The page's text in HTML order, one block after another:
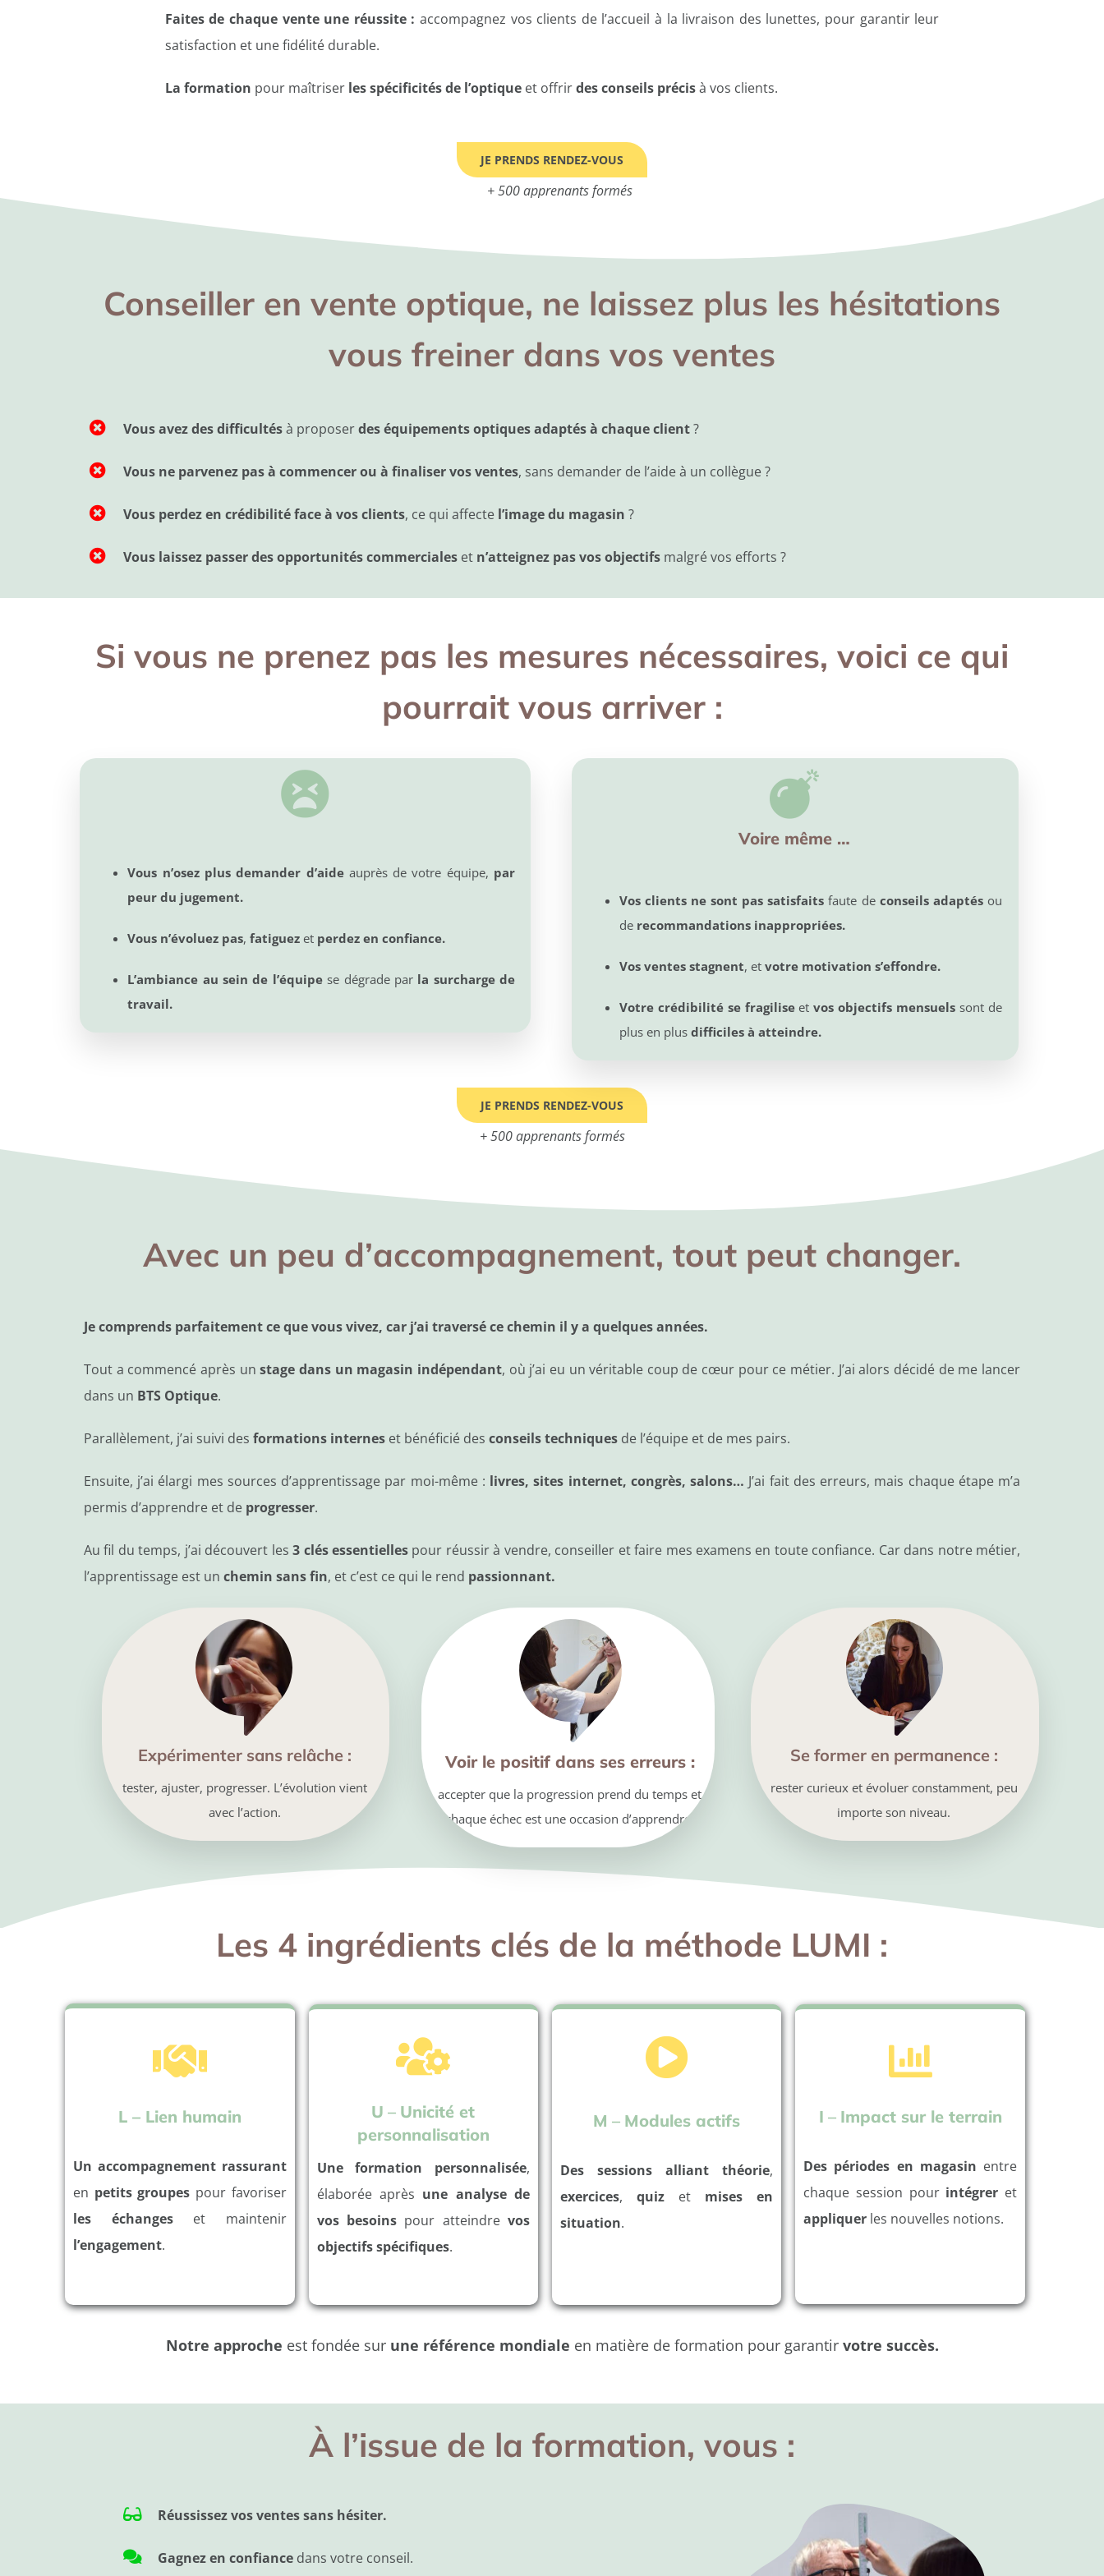
Faites de chaque vente une réussite : accompagnez vos clients de l’accueil à la livraison des lunettes, pour garantir leur
satisfaction et une fidélité durable.
La formation pour maîtriserles spécificités de l’optique et offrirdes conseils précisà vos clients.
JE PRENDS RENDEZ-VOUS
+ 500 apprenants formés
Conseiller en vente optique, ne laissez plus les hésitations
vous freiner dans vos ventes
Vous avez des difficultésà proposerdes équipements optiques adaptés à chaque client?
Vous ne parvenez pas à commencer ou à finaliser vos ventes, sans demander de l’aide à un collègue ?
Vous perdez en crédibilité face à vos clients, ce qui affecte l’image du magasin ?
Vous laissez passer des opportunités commercialeset n’atteignez pas vos objectifsmalgré vos efforts ?
Si vous ne prenez pas les mesures nécessaires, voici ce qui
pourrait vous arriver :
Vous n’osez plus demander d’aideauprès de votre équipe, par
peur du jugement.
Vous n’évoluez pas,fatiguez et perdez en confiance.
L’ambiance au sein de l’équipese dégrade par la surcharge de
travail.
Voire même …
Vos clients ne sont pas satisfaits faute de conseils adaptésou
de recommandations inappropriées.
Vos ventes stagnent, et votre motivation s’effondre.
Votre crédibilité se fragiliseetvos objectifs mensuels sont de
plus en plus difficiles à atteindre.
JE PRENDS RENDEZ-VOUS
+ 500 apprenants formés
Avec un peu d’accompagnement, tout peut changer.
Je comprends parfaitement ce que vous vivez, car j’ai traversé ce chemin il y a quelques années.
Tout a commencé après unstage dans un magasin indépendant, où j’ai eu un véritable coup de cœur pour ce métier. J’ai alors décidé de me lancer
dans un BTS Optique.
Parallèlement, j’ai suivi des formations interneset bénéficié des conseils techniquesde l’équipe et de mes pairs.
Ensuite, j’ai élargi mes sources d’apprentissage par moi-même : livres, sites internet, congrès, salons… J’ai fait des erreurs, mais chaque étape m’a
permis d’apprendre et de progresser.
Au fil du temps, j’ai découvert les3 clés essentiellespour réussir à vendre, conseiller et faire mes examens en toute confiance. Car dans notre métier,
l’apprentissage est un chemin sans fin, et c’est ce qui le rend passionnant.
Expérimenter sans relâche :
tester, ajuster, progresser. L’évolution vient
avec l’action.
Voir le positif dans ses erreurs :
accepter que la progression prend du temps et
chaque échec est une occasion d’apprendre.
Se former en permanence :
rester curieux et évoluer constamment, peu
importe son niveau.
Les 4 ingrédients clés de la méthode LUMI :
L – Lien humain
Un accompagnement rassurant
en petits groupes pour favoriser
les échangeset maintenir
l’engagement.
U – Unicité et
personnalisation
Une formation personnalisée,
élaborée après une analyse de
vos besoinspour atteindre vos
objectifs spécifiques.
M – Modules actifs
Des sessions alliant théorie,
exercices,quiz et mises en
situation.
I – Impact sur le terrain
Des périodes en magasin entre
chaque session pour intégrer et
appliquer les nouvelles notions.
Notre approche est fondée sur une référence mondiale en matière de formation pour garantir votre succès.
À l’issue de la formation, vous :
Réussissez vos ventes sans hésiter.
Gagnez en confiance dans votre conseil.